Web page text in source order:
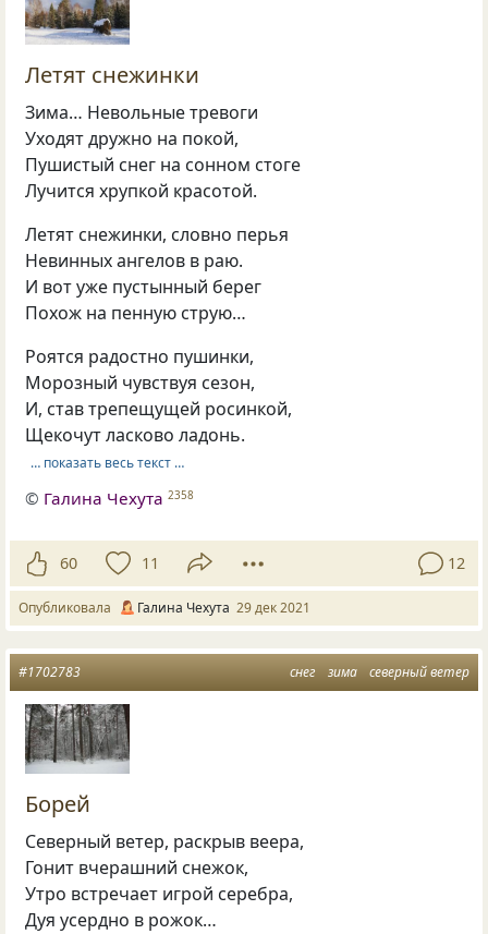
Летят снежинки
Зима… Невольные тревоги
Уходят дружно на покой,
Пушистый снег на сонном стоге
Лучится хрупкой красотой.
Летят снежинки, словно перья
Невинных ангелов в раю.
И вот уже пустынный берег
Похож на пенную струю…
Роятся радостно пушинки,
Морозный чувствуя сезон,
И, став трепещущей росинкой,
Щекочут ласково ладонь.
… показать весь текст …
© Галина Чехута 2358
60 11 12
Опубликовала Галина Чехута 29 дек 2021
снег зима северный ветер
#1702783
Борей
Северный ветер, раскрыв веера,
Гонит вчерашний снежок,
Утро встречает игрой серебра,
Дуя усердно в рожок…